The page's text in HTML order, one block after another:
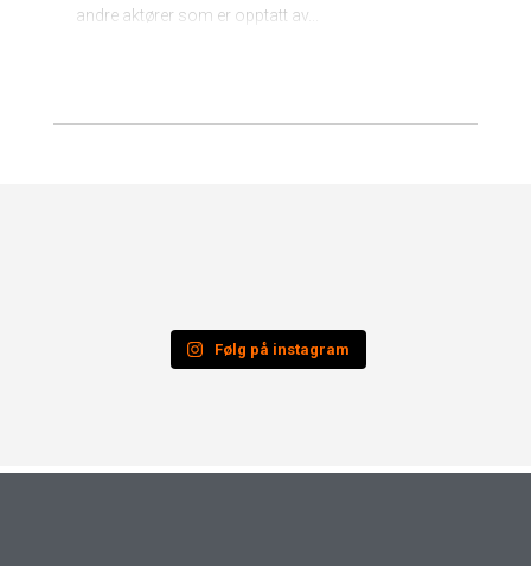
andre aktører som er opptatt av...
Følg på instagram